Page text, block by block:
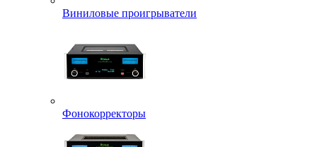
Виниловые проигрыватели
Фонокорректоры